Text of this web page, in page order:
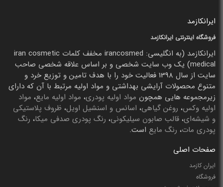
ایرانکازمد
فروشگاه اینترنتی ایرانکازمد
ایرانکازمد (به انگلیسی: irancosmed مخفف کلمات iran cosmetic
medical) یک وب سایت شخصی و بر اساس علاقه شخصی صاحب
سایت از سال 1398 فعالیت خود را با هدف تامین و توزیع خرد و
متنوع محصولات آرایشی بهداشتی و مواد اولیه مرتبط با آن که دارای
زیرمجموعه هایی همچون مواد اولیه پودری، مواد اولیه مایع، مواد
اولیه وکس، روغن گیاهی، اسانس و اسنشیل اویل، ظروف پلاستیکی
و شیشه‌ای، قالب صابون سیلیکونی، رنگ پودری صدفی میکا، رنگ
پودری مات، رنگ مایع است.
صفحات اصلی
ایران کازمد
فروشگاه